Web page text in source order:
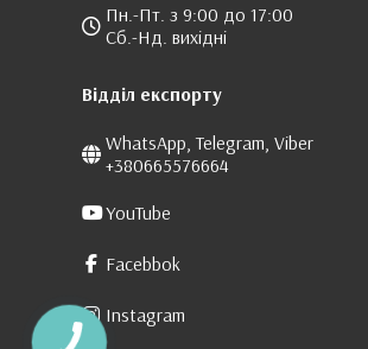
Пн.-Пт. з 9:00 до 17:00
Сб.-Нд. вихідні
Відділ експорту
WhatsApp, Telegram, Viber
+380665576664
YouTube
Facebbok
Instagram